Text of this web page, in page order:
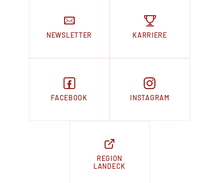
NEWSLETTER KARRIERE
FACEBOOK INSTAGRAM
REGION
LANDECK